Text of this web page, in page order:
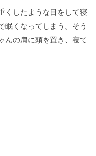
くしたような目をして寝
眠くなってしまう。そう
んの肩に頭を置き、寝て